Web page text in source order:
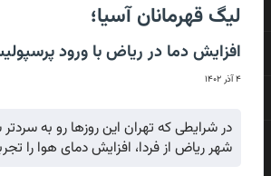
لیگ قهرمانان آسیا؛
افزایش دما در ریاض با ورود
۴ آذر ۱۴۰۲
در شرایطی که تهران این روزها رو به
شهر ریاض از فردا، افزایش دمای هوا را